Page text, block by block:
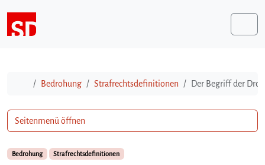
StartBedrohung Strafrechtsdefinitionen Der Begriff der
Bedrohung Strafrechtsdefinitionen
Seitenmenü öffnen